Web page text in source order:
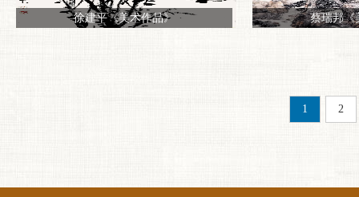
徐建平《美术作品》 蔡瑞邦《
1 2